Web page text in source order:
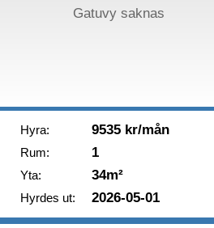
Gatuvy saknas
Hyra: 9535 kr/mån
Rum: 1
Yta: 34m²
Hyrdes ut: 2026-05-01